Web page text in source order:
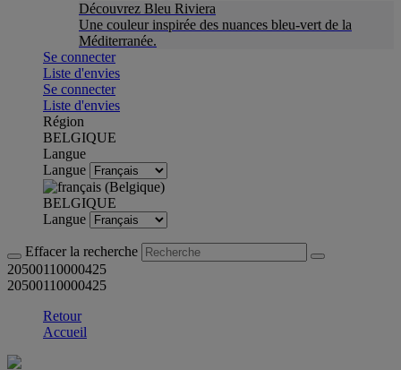
Découvrez Bleu Riviera
Une couleur inspirée des nuances bleu-vert de la
Méditerranée.
Se connecter
Liste d'envies
Se connecter
Liste d'envies
Région
BELGIQUE
Langue
Langue
BELGIQUE
Langue
Effacer la recherche
20500110000425
20500110000425
Retour
Accueil